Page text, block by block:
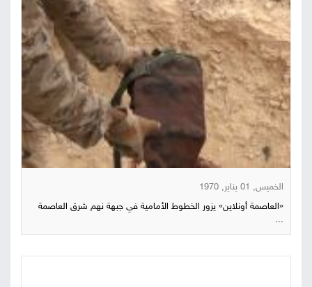
الخميس, 01 يناير, 1970
«العاصمة أونلاين» يزور الخطوط الأمامية في جبهة نهم شرق العاصمة
...